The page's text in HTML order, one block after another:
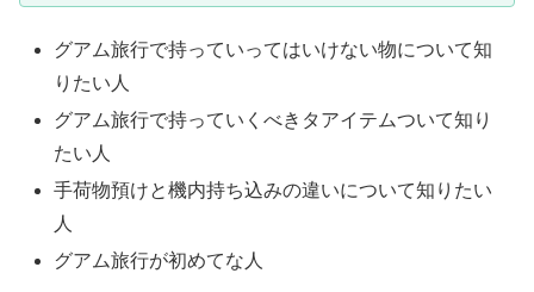
グアム旅行で持っていってはいけない物について知
りたい人
グアム旅行で持っていくべきタアイテムついて知り
たい人
手荷物預けと機内持ち込みの違いについて知りたい
人
グアム旅行が初めてな人